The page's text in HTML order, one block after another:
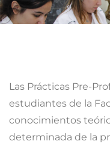
Las Prácticas Pre-
estudiantes de la
conocimientos
determinada de la